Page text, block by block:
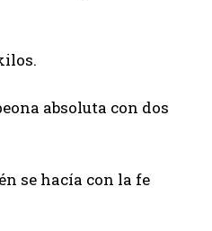
absoluta con dos
se hacía con la fe